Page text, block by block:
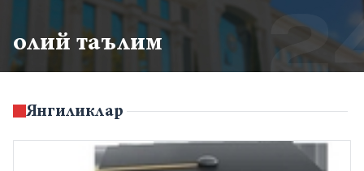
олий таълим
Янгиликлар